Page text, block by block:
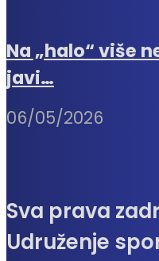
Na „halo“ više
javi…
06/05/2026
Sva prava
Udruženje